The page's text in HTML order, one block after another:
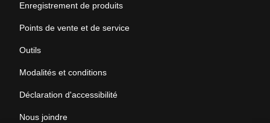
Enregistrement de produits
Points de vente et de service
Outils
Modalités et conditions
Déclaration d'accessibilité
Nous joindre